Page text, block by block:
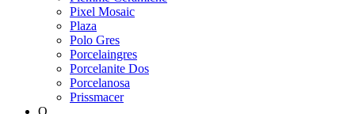
Pixel Mosaic
Plaza
Polo Gres
Porcelaingres
Porcelanite Dos
Porcelanosa
Prissmacer
Q